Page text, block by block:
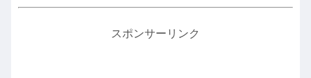
スポンサーリンク